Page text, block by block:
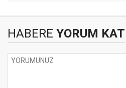
HABERE YORUM KAT